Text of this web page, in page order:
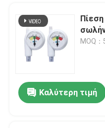
MOQ：
Καλύτερη τιμή